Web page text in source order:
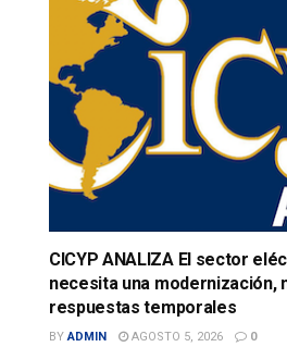
CICYP ANALIZA El sector
necesita una modernización,
respuestas temporales
BY ADMIN AGOSTO 5, 2026 0